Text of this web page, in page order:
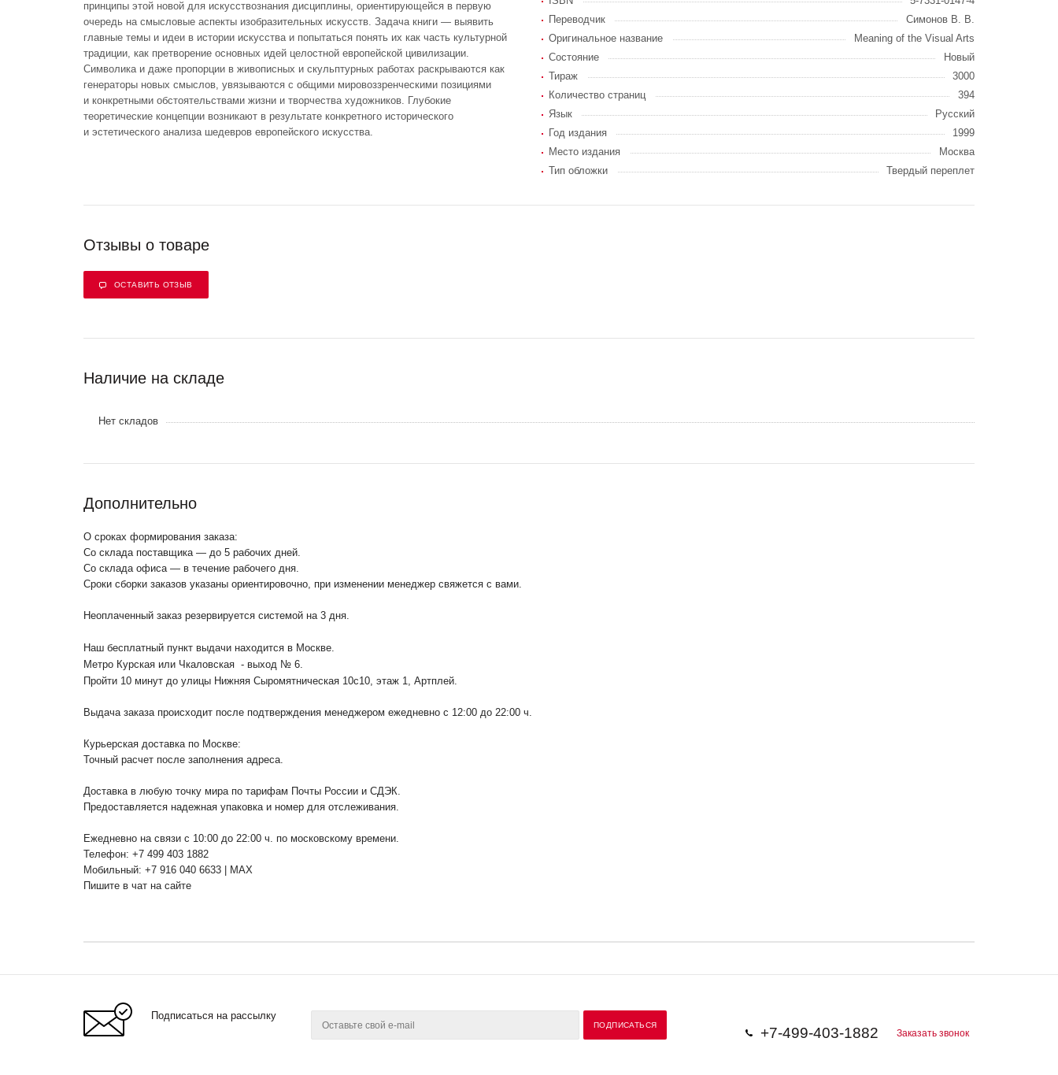
принципы этой новой для искусствознания дисциплины, ориентирующейся в первую
очередь на смысловые аспекты изобразительных искусств. Задача книги — выявить
главные темы и идеи в истории искусства и попытаться понять их как часть культурной
традиции, как претворение основных идей целостной европейской цивилизации.
Символика и даже пропорции в живописных и скульптурных работах раскрываются как
генераторы новых смыслов, увязываются с общими мировоззренческими позициями
и конкретными обстоятельствами жизни и творчества художников. Глубокие
теоретические концепции возникают в результате конкретного исторического
и эстетического анализа шедевров европейского искусства.
Переводчик
Симонов В. В.
Оригинальное название
Meaning of the Visual Arts
Состояние
Новый
Тираж
3000
Количество страниц
394
Язык
Русский
Год издания
1999
Место издания
Москва
Тип обложки
Твердый переплет
Отзывы о товаре
ОСТАВИТЬ ОТЗЫВ
Наличие на складе
Нет складов
Дополнительно
О сроках формирования заказа:
Со склада поставщика — до 5 рабочих дней.
Со склада офиса — в течение рабочего дня.
Сроки сборки заказов указаны ориентировочно, при изменении менеджер свяжется с вами.
Неоплаченный заказ резервируется системой на 3 дня.
Наш бесплатный пункт выдачи находится в Москве.
Метро Курская или Чкаловская - выход № 6.
Пройти 10 минут до улицы Нижняя Сыромятническая 10с10 , этаж 1, Артплей.
Выдача заказа происходит после подтверждения менеджером ежедневно с 12:00 до 22:00 ч.
Курьерская доставка по Москве:
Точный расчет после заполнения адреса.
Доставка в любую точку мира по тарифам Почты России и СДЭК.
Предоставляется надежная упаковка и номер для отслеживания.
Ежедневно на связи с 10:00 до 22:00 ч. по московскому времени.
Телефон: +7 499 403 1882
Мобильный: +7 916 040 6633 | MAX
Пишите в чат на сайте
Подписаться на рассылку
+7-499-403-1882 Заказать звонок